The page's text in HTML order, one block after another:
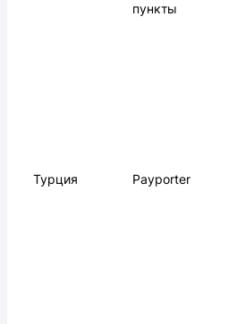
пункты
Турция Payporter